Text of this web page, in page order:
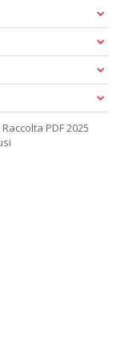
PDF 2025